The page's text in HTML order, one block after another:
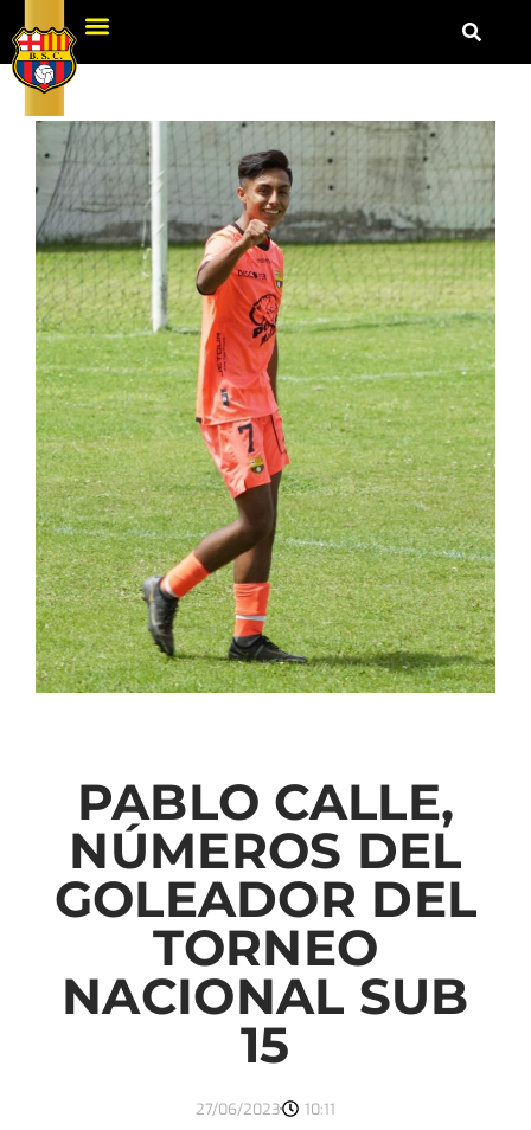
PABLO CALLE,
NÚMEROS DEL
GOLEADOR DEL
TORNEO
NACIONAL SUB
15
27/06/2023 10:11